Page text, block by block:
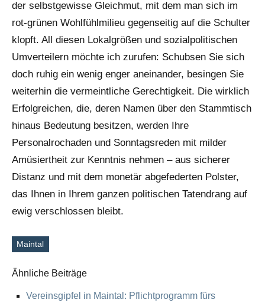
der selbstgewisse Gleichmut, mit dem man sich im
rot-grünen Wohlfühlmilieu gegenseitig auf die Schulter
klopft. All diesen Lokalgrößen und sozialpolitischen
Umverteilern möchte ich zurufen: Schubsen Sie sich
doch ruhig ein wenig enger aneinander, besingen Sie
weiterhin die vermeintliche Gerechtigkeit. Die wirklich
Erfolgreichen, die, deren Namen über den Stammtisch
hinaus Bedeutung besitzen, werden Ihre
Personalrochaden und Sonntagsreden mit milder
Amüsiertheit zur Kenntnis nehmen – aus sicherer
Distanz und mit dem monetär abgefederten Polster,
das Ihnen in Ihrem ganzen politischen Tatendrang auf
ewig verschlossen bleibt.
Schlagworte
Maintal
Ähnliche Beiträge
Vereinsgipfel in Maintal: Pflichtprogramm fürs